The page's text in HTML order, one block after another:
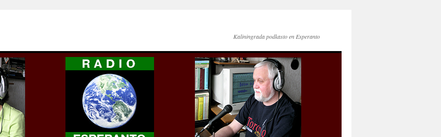
Kaliningrada podkasto en Esperanto